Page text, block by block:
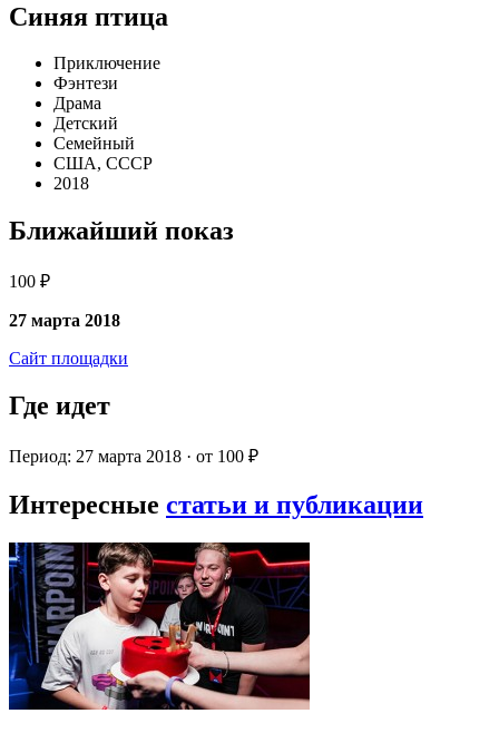
Синяя птица
Приключение
Фэнтези
Драма
Детский
Семейный
США, СССР
2018
Ближайший показ
100 ₽
27 марта 2018
Сайт площадки
Где идет
Период: 27 марта 2018 · от 100 ₽
Интересные статьи и публикации